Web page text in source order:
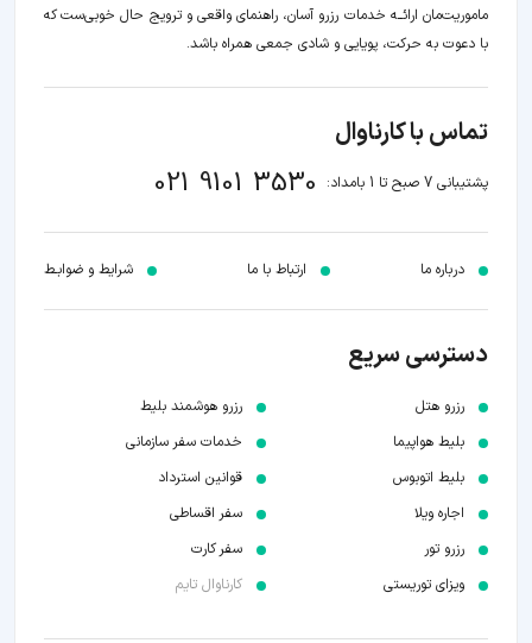
ماموریت‌مان اراﺋــﻪ خدمات رزرو آسان، راهنمای واقعی و ترویج حال خوبی‌ست که
با دعوت به حرکت، پویایی و شادی جمعی همراه باشد.
تماس با کارناوال
پشتیبانی 7 صبح تا 1 بامداد: 021 9101 3530
درباره ما ارتباط با ما شرایط و ضوابـط
دسترسی سریع
رزرو هتل
بلیط هواپیما
بلیط اتوبوس
اجاره ویلا
رزرو تور
ویزای توریستی
رزرو هوشمند بلیط
خدمات سفر سازمانی
قوانین استرداد
سفر اقساطی
سفر کارت
کارناوال تایم